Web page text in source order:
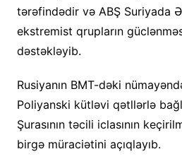
tərəfindədir və ABŞ Suriyada
ekstremist qrupların
dəstəkləyib.
Rusiyanın BMT-dəki
Poliyanski kütləvi qətllərlə
Şurasının təcili iclasının
birgə müraciətini açıqlayıb.